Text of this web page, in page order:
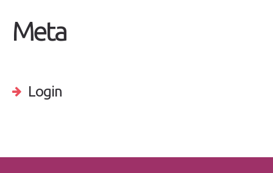
Meta
Login